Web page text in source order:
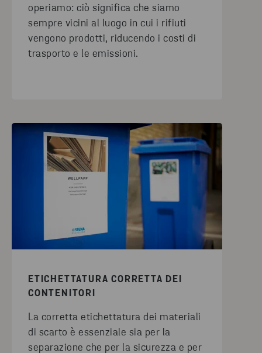
operiamo: ciò significa che siamo
sempre vicini al luogo in cui i rifiuti
vengono prodotti, riducendo i costi di
trasporto e le emissioni.
ETICHETTATURA CORRETTA DEI
CONTENITORI
La corretta etichettatura dei materiali
di scarto è essenziale sia per la
separazione che per la sicurezza e per